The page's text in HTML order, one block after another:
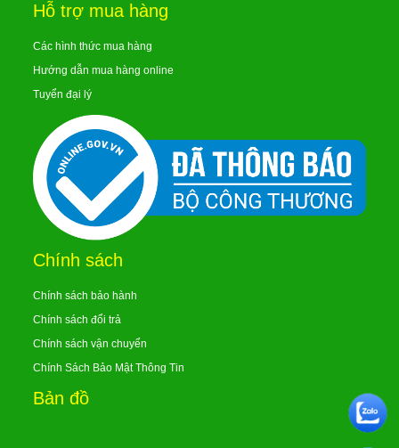
Hỗ trợ mua hàng
Các hình thức mua hàng
Hướng dẫn mua hàng online
Tuyển đại lý
Chính sách
Chính sách bảo hành
Chính sách đổi trả
Chính sách vận chuyển
Chính Sách Bảo Mật Thông Tin
Bản đồ